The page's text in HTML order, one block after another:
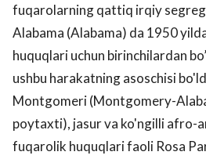
fuqarolarning qattiq irqiy
Alabama (Alabama) da 1950
huquqlari uchun birinchilardan
ushbu harakatning asoschisi
Montgomeri (Montgomery-
poytaxti), jasur va ko'ngilli afro-
fuqarolik huquqlari faoli Rosa